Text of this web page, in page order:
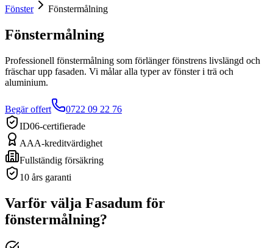
Fönster Fönstermålning
Fönstermålning
Professionell fönstermålning som förlänger fönstrens livslängd och
fräschar upp fasaden. Vi målar alla typer av fönster i trä och
aluminium.
Begär offert
0722 09 22 76
ID06-certifierade
AAA-kreditvärdighet
Fullständig försäkring
10 års garanti
Varför välja Fasadum för
fönstermålning?